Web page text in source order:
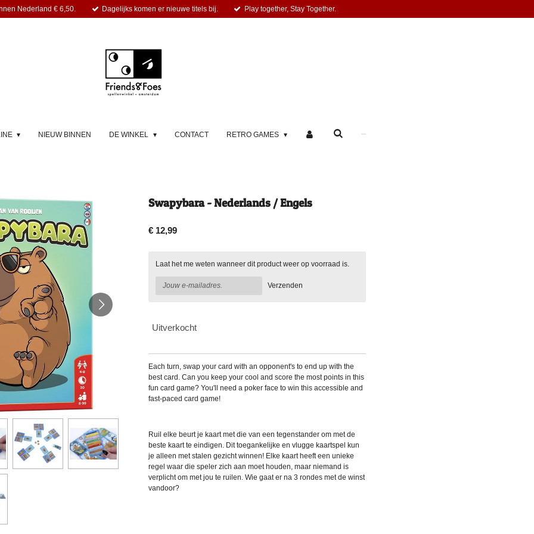
Nederland € 6,50. Dagelijks komen er nieuwe titels bij. Play together, Stay Together.
NIEUW BINNEN DE WINKEL CONTACT RETRO GAMES
Swapybara - Nederlands / Engels
€ 12,99
Laat het me weten wanneer dit product weer op voorraad is.
Verzenden
Uitverkocht
Each turn, swap your card with an opponent's to end up with the
best card. Can you keep your cool and score the most points in this
fun card game? You'll need a poker face to win this accessible and
fast-paced card game!
Ruil elke beurt je kaart met die van een tegenstander om met de
beste kaart te eindigen. Dit toegankelijke en vlugge kaartspel kun
je alleen met stalen gezicht winnen! Elke kaart heeft een unieke
regel waar die speler zich aan moet houden, maar niemand is
verplicht om met jou te ruilen. Wie gaat er na 3 rondes met de winst
vandoor?